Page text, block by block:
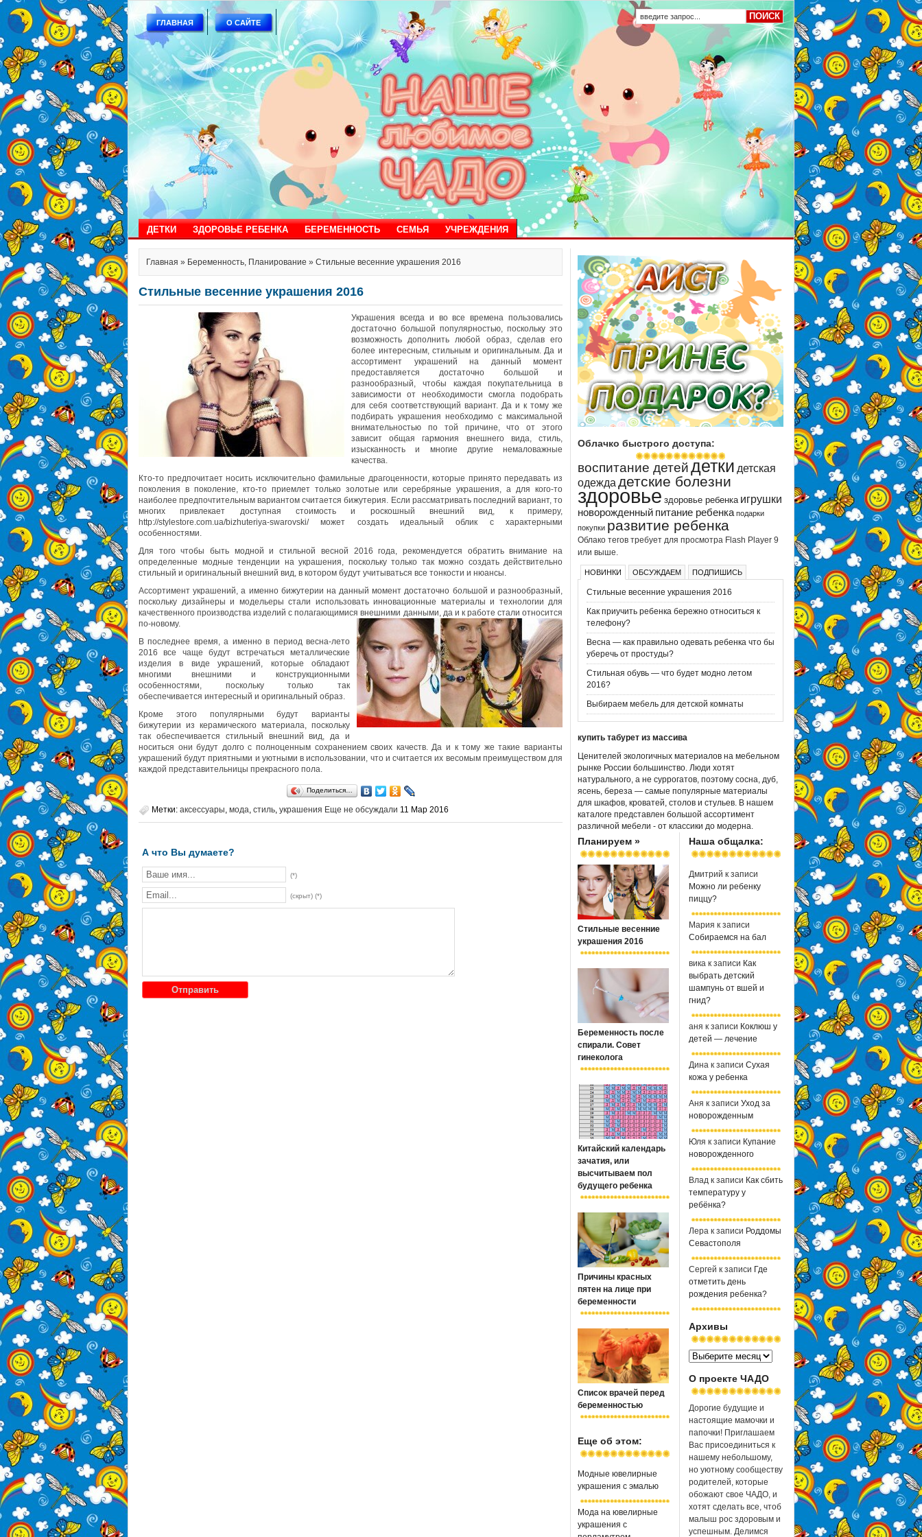
ГЛАВНАЯ О САЙТЕ
ДЕТКИ ЗДОРОВЬЕ РЕБЕНКА БЕРЕМЕННОСТЬ СЕМЬЯ УЧРЕЖДЕНИЯ
Главная » Беременность, Планирование » Стильные весенние украшения 2016
Стильные весенние украшения 2016
Украшения всегда и во все времена пользовались
достаточно большой популярностью, поскольку это
возможность дополнить любой образ, сделав его
более интересным, стильным и оригинальным.Да и
ассортимент украшений на данный момент
предоставляется достаточно большой и
разнообразный, чтобы каждая покупательница в
зависимости от необходимости смогла подобрать
для себя соответствующий вариант. Да и к тому же
подбирать украшения необходимо с максимальной
внимательностью по той причине, что от этого
зависит общая гармония внешнего вида, стиль,
изысканность и многие другие немаловажные
качества.
Кто-то предпочитает носить исключительно фамильные драгоценности, которые принято передавать из
поколения в поколение, кто-то приемлет только золотые или серебряные украшения, а для кого-то
наиболее предпочтительным вариантом считается бижутерия. Если рассматривать последний вариант, то
многих привлекает доступная стоимость и роскошный внешний вид, к примеру,
http://stylestore.com.ua/bizhuteriya-swarovski/ может создать идеальный облик с характерными
особенностями.
Для того чтобы быть модной и стильной весной 2016 года, рекомендуется обратить внимание на
определенные модные тенденции на украшения, поскольку только так можно создать действительно
стильный и оригинальный внешний вид, в котором будут учитываться все тонкости и нюансы.
Ассортимент украшений, а именно бижутерии на данный момент достаточно большой и разнообразный,
поскольку дизайнеры и модельеры стали использовать инновационные материалы и технологии для
качественного производства изделий с полагающимися внешними данными, да и к работе стали относится
по-новому.
В последнее время, а именно в период весна-лето
2016 все чаще будут встречаться металлические
изделия в виде украшений, которые обладают
многими внешними и конструкционными
особенностями, поскольку только так
обеспечивается интересный и оригинальный образ.
Кроме этого популярными будут варианты
бижутерии из керамического материала, поскольку
так обеспечивается стильный внешний вид, да и
носиться они будут долго с полноценным сохранением своих качеств. Да и к тому же такие варианты
украшений будут приятными и уютными в использовании, что и считается их весомым преимуществом для
каждой представительницы прекрасного пола.
Поделиться…
Метки: аксессуары, мода, стиль, украшения Еще не обсуждали 11 Мар 2016
А что Вы думаете?
(*)
(скрыт) (*)
Облачко быстрого доступа:
воспитание детейдетки детская
одежда детские болезни
здоровье здоровье ребенка игрушки
новорожденный питание ребенка подарки
покупки развитие ребенка
Облако тегов требует для просмотра Flash Player 9
или выше.
НОВИНКИ ОБСУЖДАЕМ ПОДПИШИСЬ
Стильные весенние украшения 2016
Как приучить ребенка бережно относиться к
телефону?
Весна — как правильно одевать ребенка что бы
уберечь от простуды?
Стильная обувь — что будет модно летом
2016?
Выбираем мебель для детской комнаты
купить табурет из массива
Ценителей экологичных материалов на мебельном
рынке России большинство. Люди хотят
натурального, а не суррогатов, поэтому сосна, дуб,
ясень, береза — самые популярные материалы
для шкафов, кроватей, столов и стульев. В нашем
каталоге представлен большой ассортимент
различной мебели - от классики до модерна.
Планируем »
Стильные весенние
украшения 2016
Беременность после
спирали. Совет
гинеколога
Китайский календарь
зачатия, или
высчитываем пол
будущего ребенка
Причины красных
пятен на лице при
беременности
Список врачей перед
беременностью
Еще об этом:
Модные ювелирные
украшения с эмалью
Мода на ювелирные
украшения с
Наша общалка:
Дмитрий к записи
Можно ли ребенку
пиццу?
Мария к записи
Собираемся на бал
вика к записи Как
выбрать детский
шампунь от вшей и
гнид?
аня к записи Коклюш у
детей — лечение
Дина к записи Сухая
кожа у ребенка
Аня к записи Уход за
новорожденным
Юля к записи Купание
новорожденного
Влад к записи Как сбить
температуру у
ребёнка?
Лера к записи Роддомы
Севастополя
Сергей к записи Где
отметить день
рождения ребенка?
Архивы
О проекте ЧАДО
Дорогие будущие и
настоящие мамочки и
папочки! Приглашаем
Вас присоединиться к
нашему небольшому,
но уютному сообществу
родителей, которые
обожают свое ЧАДО, и
хотят сделать все, чтоб
малыш рос здоровым и
успешным. Делимся